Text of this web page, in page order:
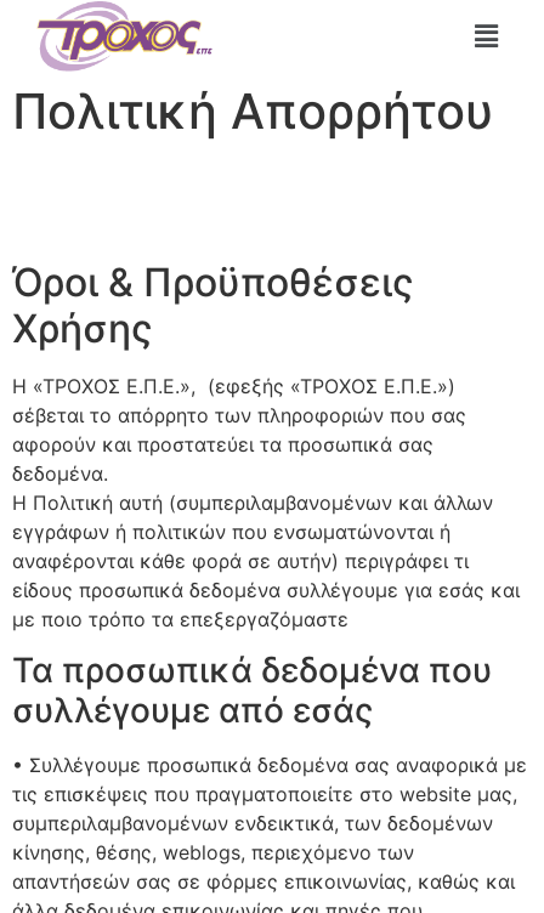
Πολιτική Απορρήτου
Όροι & Προϋποθέσεις
Χρήσης
Η «ΤΡΟΧΟΣ Ε.Π.Ε.», (εφεξής «ΤΡΟΧΟΣ Ε.Π.Ε.»)
σέβεται το απόρρητο των πληροφοριών που σας
αφορούν και προστατεύει τα προσωπικά σας
δεδομένα.
Η Πολιτική αυτή (συμπεριλαμβανομένων και άλλων
εγγράφων ή πολιτικών που ενσωματώνονται ή
αναφέρονται κάθε φορά σε αυτήν) περιγράφει τι
είδους προσωπικά δεδομένα συλλέγουμε για εσάς και
με ποιο τρόπο τα επεξεργαζόμαστε
Τα προσωπικά δεδομένα που
συλλέγουμε από εσάς
• Συλλέγουμε προσωπικά δεδομένα σας αναφορικά με
τις επισκέψεις που πραγματοποιείτε στο website μας,
συμπεριλαμβανομένων ενδεικτικά, των δεδομένων
κίνησης, θέσης, weblogs, περιεχόμενο των
απαντήσεών σας σε φόρμες επικοινωνίας, καθώς και